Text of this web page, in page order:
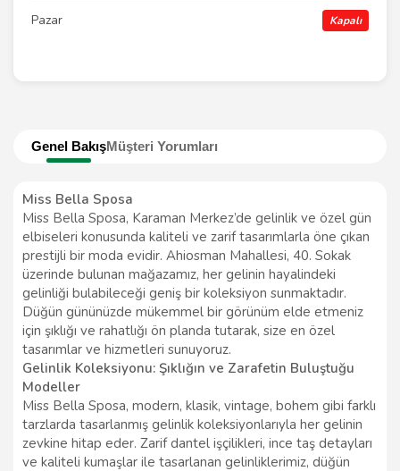
Genel BakışMüşteri Yorumları
Miss Bella Sposa
Miss Bella Sposa, Karaman Merkez’de gelinlik ve özel gün
elbiseleri konusunda kaliteli ve zarif tasarımlarla öne çıkan
prestijli bir moda evidir. Ahiosman Mahallesi, 40. Sokak
üzerinde bulunan mağazamız, her gelinin hayalindeki
gelinliği bulabileceği geniş bir koleksiyon sunmaktadır.
Düğün gününüzde mükemmel bir görünüm elde etmeniz
için şıklığı ve rahatlığı ön planda tutarak, size en özel
tasarımlar ve hizmetleri sunuyoruz.
Gelinlik Koleksiyonu: Şıklığın ve Zarafetin Buluştuğu
Modeller
Miss Bella Sposa, modern, klasik, vintage, bohem gibi farklı
tarzlarda tasarlanmış gelinlik koleksiyonlarıyla her gelinin
zevkine hitap eder. Zarif dantel işçilikleri, ince taş detayları
ve kaliteli kumaşlar ile tasarlanan gelinliklerimiz, düğün
Pazar Kapalı